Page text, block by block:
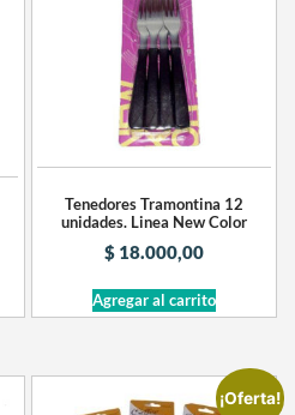
Tenedores Tramontina 12
unidades. Linea New Color
$18.000,00
Agregar al carrito
¡Oferta!